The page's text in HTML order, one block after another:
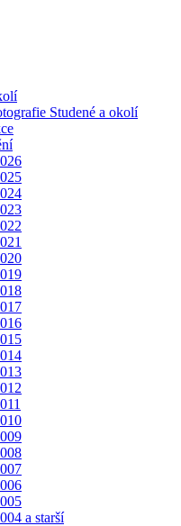
Studené a okolí
a starší